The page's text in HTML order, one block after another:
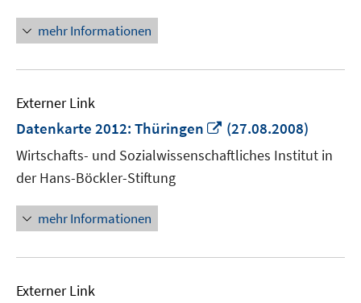
mehr Informationen
Externer Link
Datenkarte 2012: Thüringen
In
neuem
Fenster
(27.08.2008)
Wirtschafts- und Sozialwissenschaftliches Institut in
der Hans-Böckler-Stiftung
mehr Informationen
Externer Link